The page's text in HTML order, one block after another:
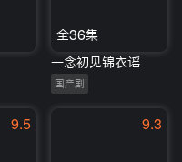
全36集
一念初见锦衣谣
国产剧
9.5 9.3